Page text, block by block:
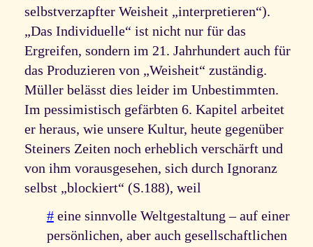
selbstverzapfter Weisheit „interpretieren“).
„Das Individuelle“ ist nicht nur für das
Ergreifen, sondern im 21. Jahrhundert auch für
das Produzieren von „Weisheit“ zuständig.
Müller belässt dies leider im Unbestimmten.
Im pessimistisch gefärbten 6. Kapitel arbeitet
er heraus, wie unsere Kultur, heute gegenüber
Steiners Zeiten noch erheblich verschärft und
von ihm vorausgesehen, sich durch Ignoranz
selbst „blockiert“ (S.188), weil
#eine sinnvolle Weltgestaltung – auf einer
persönlichen, aber auch gesellschaftlichen